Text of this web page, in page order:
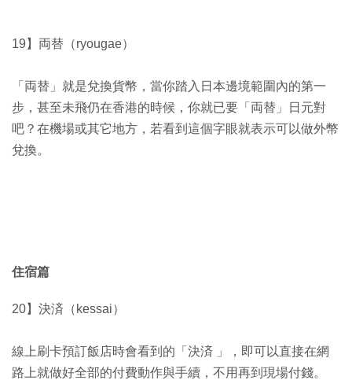
19】両替（ryougae）
「両替」就是兌換貨幣，當你踏入日本邊境範圍內的第一
步，甚至未飛仍在香港的時候，你就已要「両替」日元對
吧？在機場或其它地方，若看到這個字眼就表示可以做外幣
兌換。
住宿篇
20】決済（kessai）
線上刷卡預訂飯店時會看到的「決済 」，即可以直接在網
路上就做好全部的付費動作與手續，不用再到現場付錢。